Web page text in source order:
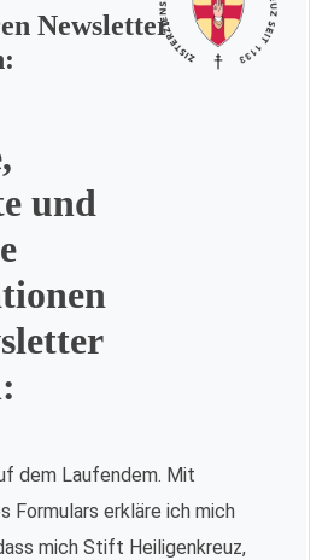
Newsletter
und
dem Laufendem. Mit
Formulars erkläre ich mich
mich Stift Heiligenkreuz,